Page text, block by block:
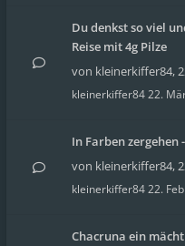
Du denkst so viel
Reise mit 4g Pilze
von kleinerkiffer84,
kleinerkiffer8422.
In Farben zergehen
von kleinerkiffer84,
kleinerkiffer8422.
Chacruna ein